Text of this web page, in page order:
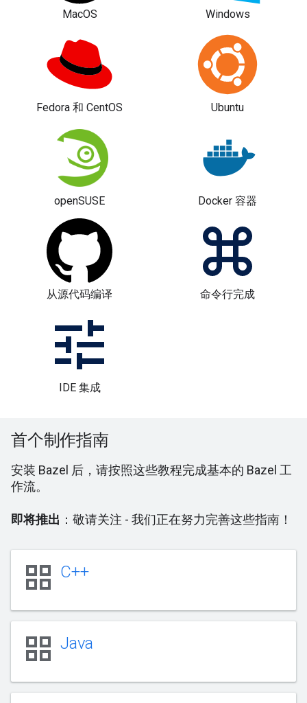
MacOS Windows
Fedora 和 CentOS Ubuntu
openSUSE Docker 容器
从源代码编译 命令行完成
IDE 集成
首个制作指南
安装 Bazel 后，请按照这些教程完成基本的 Bazel 工
作流。
即将推出 ：敬请关注 - 我们正在努力完善这些指南！
grid_view C++
grid_view Java